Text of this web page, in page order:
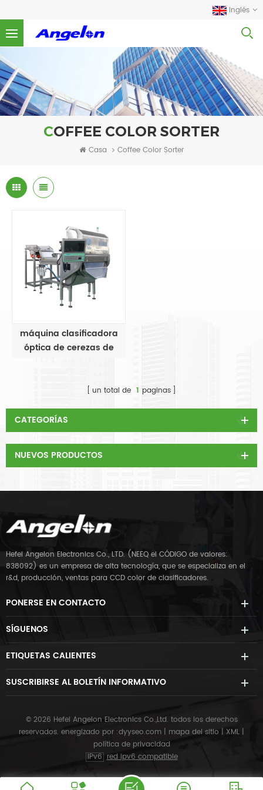
Inglés
COFFEE COLOR SORTER
Casa Coffee Color Sorter
máquina clasificadora
óptica de cerezas de
un total de 1 paginas
CATEGORÍAS
NUEVOS PRODUCTOS
Hefei Angelon Electronics Co., LTD. (NEEQ el CÓDIGO de valores:
838092) es un empresa de alta tecnología, que se especializa en el
r&d, producción, ventas para CCD color de clasificadores.
PONERSE EN CONTACTO
SÍGUENOS
ETIQUETAS CALIENTES
SUSCRIBIRSE AL BOLETÍN INFORMATIVO
© 2026 Hefei Angelon Electronics Co.,Ltd. todos los derechos
reservados. energizado por :dyyseo.com | mapa del sitio | XML |
política de privacidad
IPv6 red ipv6 compatible